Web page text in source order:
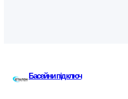
Басейни під ключ